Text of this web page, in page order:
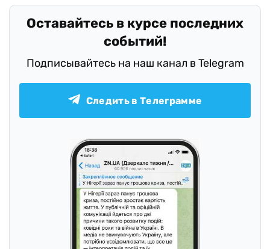
Оставайтесь в курсе последних
событий!
Подписывайтесь на наш канал в Telegram
Следить в Телеграмме